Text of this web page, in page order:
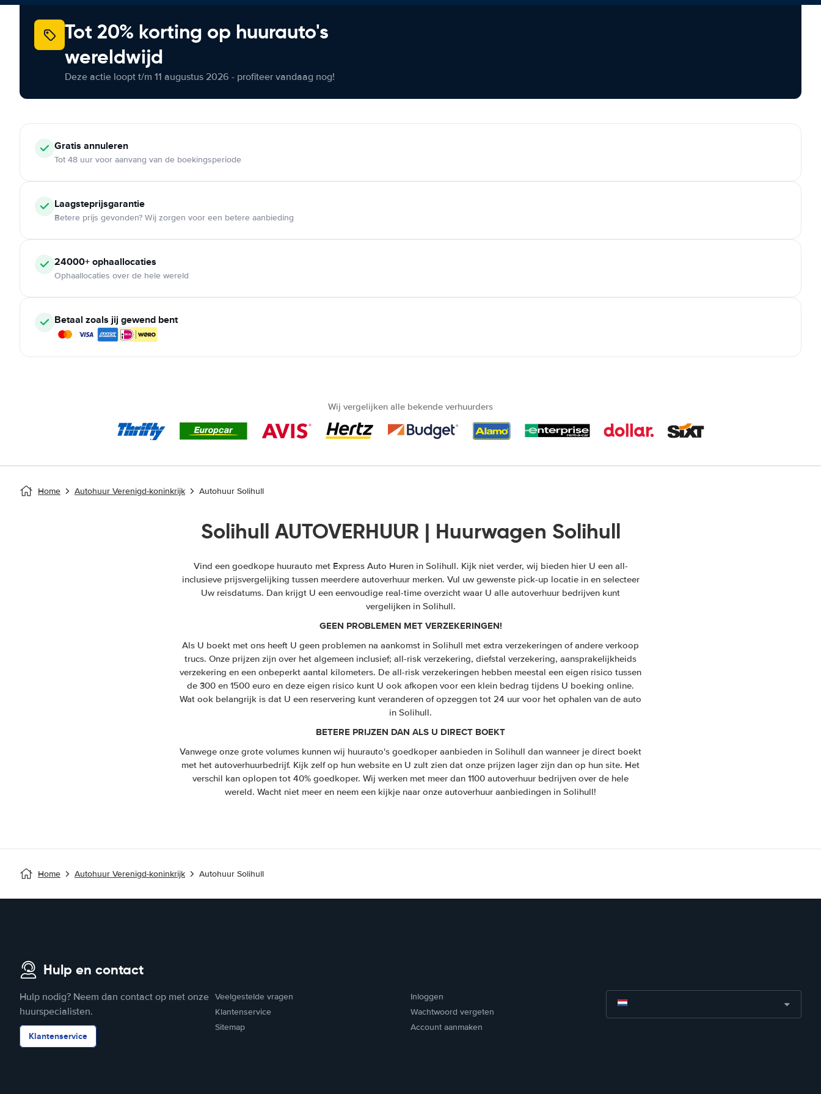
Tot 20% korting op huurauto's
wereldwijd
Deze actie loopt t/m 11 augustus 2026 - profiteer vandaag nog!
Gratis annuleren
Tot 48 uur voor aanvang van de boekingsperiode
Laagsteprijsgarantie
Betere prijs gevonden? Wij zorgen voor een betere aanbieding
24000+ ophaallocaties
Ophaallocaties over de hele wereld
Betaal zoals jij gewend bent
Wij vergelijken alle bekende verhuurders
Home Autohuur Verenigd-koninkrijk Autohuur Solihull
Solihull AUTOVERHUUR | Huurwagen Solihull
Vind een goedkope huurauto met Express Auto Huren in Solihull. Kijk niet verder, wij bieden hier U een all-
inclusieve prijsvergelijking tussen meerdere autoverhuur merken. Vul uw gewenste pick-up locatie in en selecteer
Uw reisdatums. Dan krijgt U een eenvoudige real-time overzicht waar U alle autoverhuur bedrijven kunt
vergelijken in Solihull.
GEEN PROBLEMEN MET VERZEKERINGEN!
Als U boekt met ons heeft U geen problemen na aankomst in Solihull met extra verzekeringen of andere verkoop
trucs. Onze prijzen zijn over het algemeen inclusief; all-risk verzekering, diefstal verzekering, aansprakelijkheids
verzekering en een onbeperkt aantal kilometers. De all-risk verzekeringen hebben meestal een eigen risico tussen
de 300 en 1500 euro en deze eigen risico kunt U ook afkopen voor een klein bedrag tijdens U boeking online.
Wat ook belangrijk is dat U een reservering kunt veranderen of opzeggen tot 24 uur voor het ophalen van de auto
in Solihull.
BETERE PRIJZEN DAN ALS U DIRECT BOEKT
Vanwege onze grote volumes kunnen wij huurauto's goedkoper aanbieden in Solihull dan wanneer je direct boekt
met het autoverhuurbedrijf. Kijk zelf op hun website en U zult zien dat onze prijzen lager zijn dan op hun site. Het
verschil kan oplopen tot 40% goedkoper. Wij werken met meer dan 1100 autoverhuur bedrijven over de hele
wereld. Wacht niet meer en neem een kijkje naar onze autoverhuur aanbiedingen in Solihull!
Home Autohuur Verenigd-koninkrijk Autohuur Solihull
Hulp en contact
Hulp nodig? Neem dan contact op met onze
huurspecialisten.
Klantenservice
Veelgestelde vragen
Klantenservice
Sitemap
Inloggen
Wachtwoord vergeten
Account aanmaken